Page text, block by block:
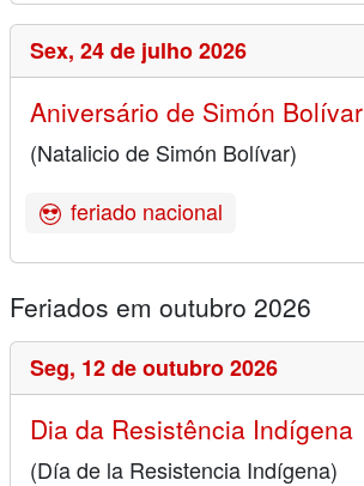
Sex, 24 de julho 2026
Aniversário de Simón Bolívar
(Natalicio de Simón Bolívar)
feriado nacional
Feriados em outubro 2026
Seg, 12 de outubro 2026
Dia da Resistência Indígena
(Día de la Resistencia Indígena)